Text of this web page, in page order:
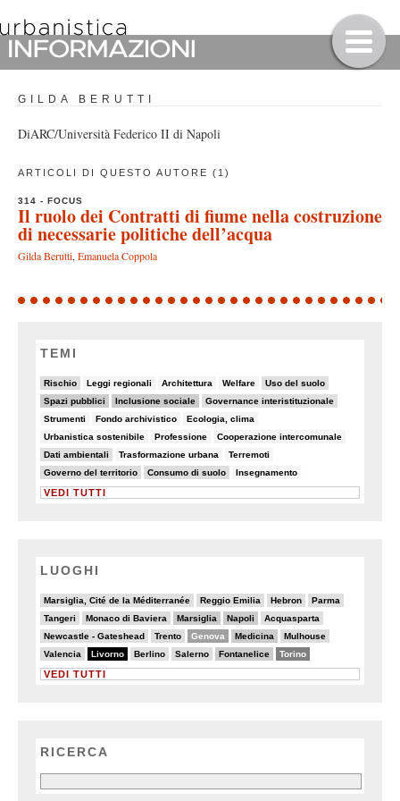
GILDA BERUTTI
DiARC/Università Federico II di Napoli
ARTICOLI DI QUESTO AUTORE (1)
314 - FOCUS
Il ruolo dei Contratti di fiume nella costruzione
di necessarie politiche dell’acqua
Gilda Berutti, Emanuela Coppola
TEMI
Rischio
19/90 Leggi regionali
5/90 Architettura
7/90 Welfare
5/90 Uso del suolo
10/90
Spazi pubblici
32/90 Inclusione sociale
29/90 Governance interistituzionale
14/90
Strumenti
6/90 Fondo archivistico
7/90 Ecologia, clima
6/90
Urbanistica sostenibile
6/90 Professione
7/90 Cooperazione intercomunale
7/90
Dati ambientali
10/90 Trasformazione urbana
8/90 Terremoti
8/90
Governo del territorio
26/90 Consumo di suolo
21/90 Insegnamento
5/90
VEDI TUTTI
LUOGHI
Marsiglia, Cité de la Méditerranée
2/20 Reggio Emilia
2/20 Hebron
2/20 Parma
2/20
Tangeri
2/20 Monaco di Baviera
4/20 Marsiglia
6/20 Napoli
7/20 Acquasparta
3/20
Newcastle - Gateshead
3/20 Trento
5/20 Genova
11/20 Medicina
6/20 Mulhouse
4/20
Valencia
5/20 Livorno
20/20 Berlino
2/20 Salerno
4/20 Fontanelice
6/20 Torino
13/20
VEDI TUTTI
RICERCA